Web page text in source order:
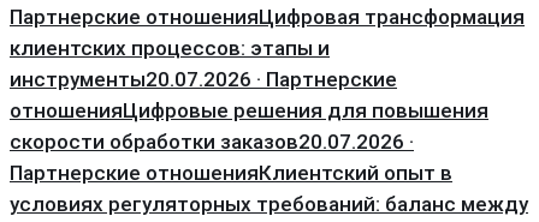
Партнерские отношенияЦифровая трансформация
клиентских процессов: этапы и
инструменты20.07.2026 · Партнерские
отношенияЦифровые решения для повышения
скорости обработки заказов20.07.2026 ·
Партнерские отношенияКлиентский опыт в
условиях регуляторных требований: баланс между